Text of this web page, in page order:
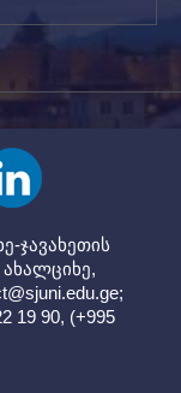
ჯავახეთის
;
19 90, (+995